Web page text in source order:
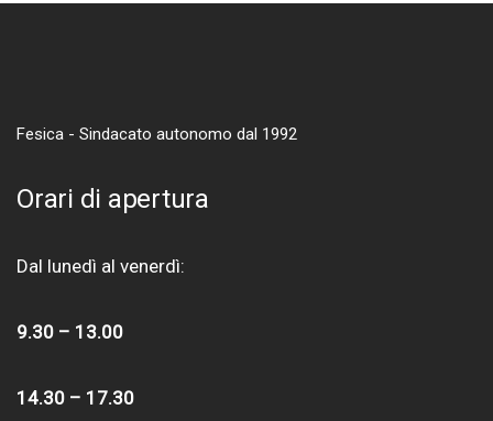
Fesica - Sindacato autonomo dal 1992
Orari di apertura
Dal lunedì al venerdì:
9.30 – 13.00
14.30 – 17.30